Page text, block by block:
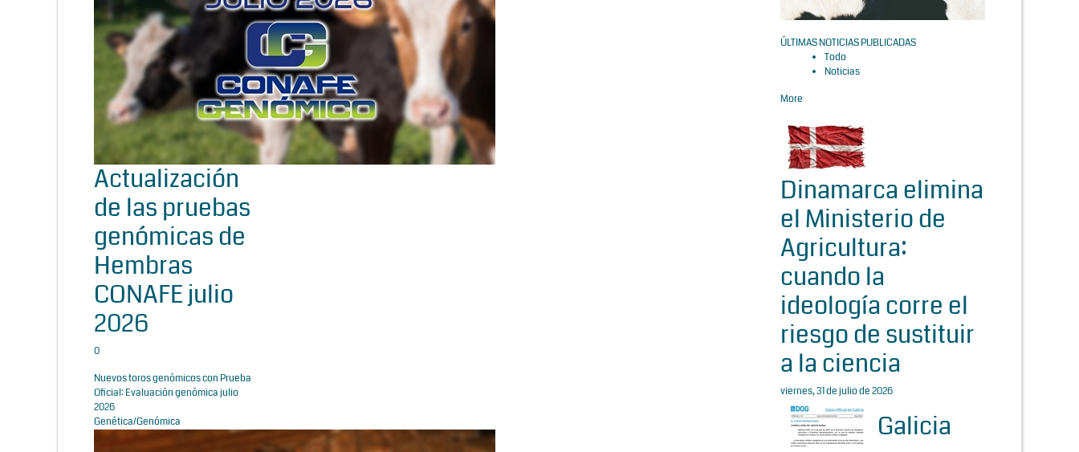
Actualización
de las pruebas
genómicas de
Hembras
CONAFE julio
2026
0
Nuevos toros genómicos con Prueba
Oficial: Evaluación genómica julio
2026
Genética/Genómica
ÚLTIMAS NOTICIAS PUBLICADAS
Todo
Noticias
More
Dinamarca elimina
el Ministerio de
Agricultura:
cuando la
ideología corre el
riesgo de sustituir
a la ciencia
viernes, 31 de julio de 2026
Galicia